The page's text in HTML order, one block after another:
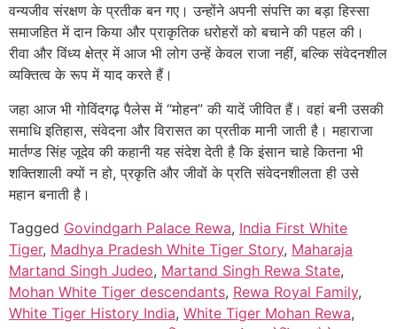
वन्यजीव संरक्षण के प्रतीक बन गए। उन्होंने अपनी संपत्ति का बड़ा हिस्सा
समाजहित में दान किया और प्राकृतिक धरोहरों को बचाने की पहल की।
रीवा और विंध्य क्षेत्र में आज भी लोग उन्हें केवल राजा नहीं, बल्कि संवेदनशील
व्यक्तित्व के रूप में याद करते हैं।
जहा आज भी गोविंदगढ़ पैलेस में “मोहन” की यादें जीवित हैं। वहां बनी उसकी
समाधि इतिहास, संवेदना और विरासत का प्रतीक मानी जाती है। महाराजा
मार्तण्ड सिंह जूदेव की कहानी यह संदेश देती है कि इंसान चाहे कितना भी
शक्तिशाली क्यों न हो, प्रकृति और जीवों के प्रति संवेदनशीलता ही उसे
महान बनाती है।
Tagged Govindgarh Palace Rewa, India First White
Tiger, Madhya Pradesh White Tiger Story, Maharaja
Martand Singh Judeo, Martand Singh Rewa State,
Mohan White Tiger descendants, Rewa Royal Family,
White Tiger History India, White Tiger Mohan Rewa,